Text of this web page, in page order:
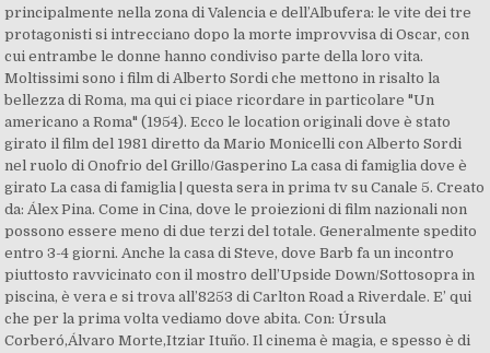
principalmente nella zona di Valencia e dell’Albufera: le vite dei tre
protagonisti si intrecciano dopo la morte improvvisa di Oscar, con
cui entrambe le donne hanno condiviso parte della loro vita.
Moltissimi sono i film di Alberto Sordi che mettono in risalto la
bellezza di Roma, ma qui ci piace ricordare in particolare "Un
americano a Roma" (1954). Ecco le location originali dove è stato
girato il film del 1981 diretto da Mario Monicelli con Alberto Sordi
nel ruolo di Onofrio del Grillo/Gasperino La casa di famiglia dove è
girato La casa di famiglia | questa sera in prima tv su Canale 5. Creato
da: Álex Pina. Come in Cina, dove le proiezioni di film nazionali non
possono essere meno di due terzi del totale. Generalmente spedito
entro 3-4 giorni. Anche la casa di Steve, dove Barb fa un incontro
piuttosto ravvicinato con il mostro dell’Upside Down/Sottosopra in
piscina, è vera e si trova all’8253 di Carlton Road a Riverdale. E’ qui
che per la prima volta vediamo dove abita. Con: Úrsula
Corberó,Álvaro Morte,Itziar Ituño. Il cinema è magia, e spesso è di